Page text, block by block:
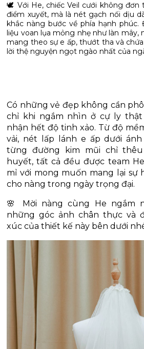
🕊️ Với He, chiếc Veil cưới không đơn
điểm xuyết, mà là nét gạch nối dịu
khắc nàng bước về phía hạnh
liệu voan lụa mỏng nhẹ như làn mây,
mang theo sự e ấp, thướt tha và
Có những vẻ đẹp không cần
chỉ khi ngắm nhìn ở cự ly thật
nhận hết độ tinh xảo. Từ độ
vải, nét lấp lánh e ấp dưới
từng đường kim mũi chỉ
huyết, tất cả đều được team
mỉ với mong muốn mang lại sự
cho nàng trong ngày trọng đại.
🌸 Mời nàng cùng He ngắm
những góc ảnh chân thực và
xúc của thiết kế này bên dưới